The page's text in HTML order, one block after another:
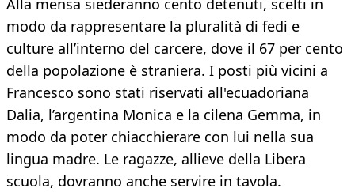
Alla mensa siederanno cento detenuti, scelti in
modo da rappresentare la pluralità di fedi e
culture all’interno del carcere, dove il 67 per cento
della popolazione è straniera. I posti più vicini a
Francesco sono stati riservati all'ecuadoriana
Dalia, l’argentina Monica e la cilena Gemma, in
modo da poter chiacchierare con lui nella sua
lingua madre. Le ragazze, allieve della Libera
scuola, dovranno anche servire in tavola.